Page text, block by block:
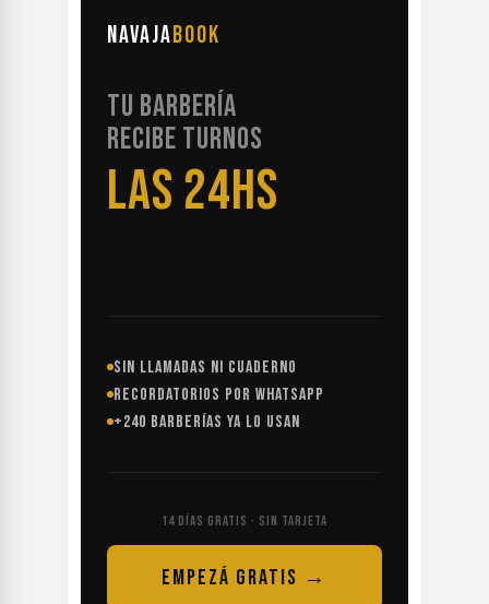
NAVAJABOOK
TU BARBERÍA
RECIBE TURNOS
LAS 24HS
SIN LLAMADAS NI CUADERNO
RECORDATORIOS POR WHATSAPP
+240 BARBERÍAS YA LO USAN
14 DÍAS GRATIS · SIN TARJETA
EMPEZÁ GRATIS →